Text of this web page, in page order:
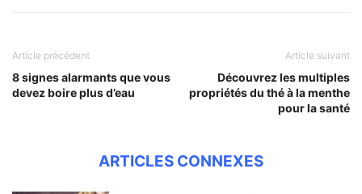
Article précédent
8 signes alarmants que vous
devez boire plus d’eau
Article suivant
Découvrez les multiples
propriétés du thé à la menthe
pour la santé
ARTICLES CONNEXES